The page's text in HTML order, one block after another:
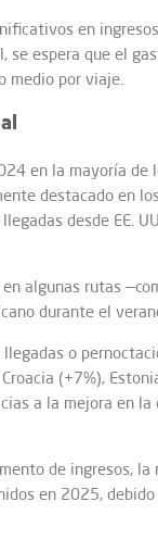
en
espera que el
medio por viaje.
en la mayoría de
destacado en
desde EE.
algunas rutas
durante el
o
(+7%),
a la mejora en
de ingresos,
en 2025,